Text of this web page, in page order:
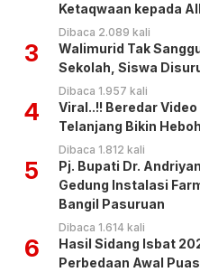
Ketaqwaan kepada
Dibaca 2.089 kali
3
Walimurid Tak
Sekolah, Siswa
Dibaca 1.957 kali
4
Viral..!! Beredar
Telanjang Bikin
Dibaca 1.812 kali
5
Pj. Bupati Dr.
Gedung Instalasi
Bangil Pasuruan
Dibaca 1.614 kali
6
Hasil Sidang Isbat
Perbedaan Awal